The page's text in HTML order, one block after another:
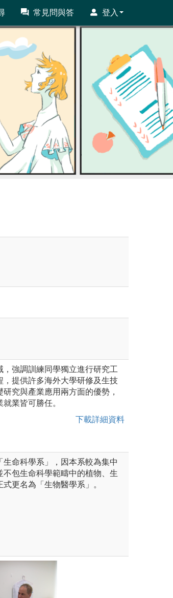
常見問與答 登入
強調訓練同學獨立進行研究工
提供許多海外大學研修及生技
究與產業應用兩方面的優勢，
業皆可勝任。
下載詳細資料
命科學系」，因本系較為集中
包生命科學範疇中的植物、生
更名為「生物醫學系」。